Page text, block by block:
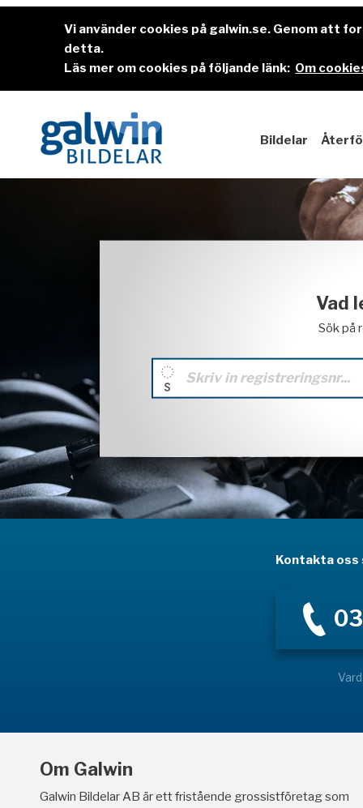
Vi använder cookies på galwin.se. Genom att
detta.
Läs mer om cookies på följande länk: Om
Bildelar
Vad
Sök på
Kontakta oss
Om Galwin
Galwin Bildelar AB är ett fristående grossistföretag som